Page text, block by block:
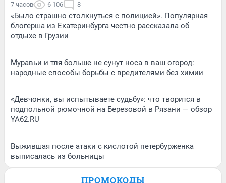
7 часов 6 106 8
«Было страшно столкнуться с полицией». Популярная
блогерша из Екатеринбурга честно рассказала об
отдыхе в Грузии
Муравьи и тля больше не сунут носа в ваш огород:
народные способы борьбы с вредителями без химии
«Девчонки, вы испытываете судьбу»: что творится в
подпольной рюмочной на Березовой в Рязани — обзор
YA62.RU
Выжившая после атаки с кислотой петербурженка
выписалась из больницы
ПРОМОКОДЫ